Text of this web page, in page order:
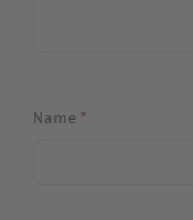
Name *